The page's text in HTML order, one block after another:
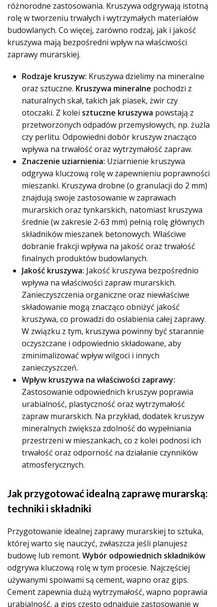
różnorodne zastosowania. Kruszywa odgrywają istotną
rolę w tworzeniu trwałych i wytrzymałych materiałów
budowlanych. Co więcej, zarówno rodzaj, jak i jakość
kruszywa mają bezpośredni wpływ na właściwości
zaprawy murarskiej.
Rodzaje kruszyw: Kruszywa dzielimy na mineralne
oraz sztuczne. Kruszywa mineralne pochodzi z
naturalnych skał, takich jak piasek, żwir czy
otoczaki. Z kolei sztuczne kruszywa powstają z
przetworzonych odpadów przemysłowych, np. żużla
czy perlitu. Odpowiedni dobór kruszyw znacząco
wpływa na trwałość oraz wytrzymałość zapraw.
Znaczenie uziarnienia: Uziarnienie kruszywa
odgrywa kluczową rolę w zapewnieniu poprawności
mieszanki. Kruszywa drobne (o granulacji do 2 mm)
znajdują swoje zastosowanie w zaprawach
murarskich oraz tynkarskich, natomiast kruszywa
średnie (w zakresie 2-63 mm) pełnią rolę głównych
składników mieszanek betonowych. Właściwe
dobranie frakcji wpływa na jakość oraz trwałość
finalnych produktów budowlanych.
Jakość kruszywa: Jakość kruszywa bezpośrednio
wpływa na właściwości zapraw murarskich.
Zanieczyszczenia organiczne oraz niewłaściwe
składowanie mogą znacząco obniżyć jakość
kruszywa, co prowadzi do osłabienia całej zaprawy.
W związku z tym, kruszywa powinny być starannie
oczyszczane i odpowiednio składowane, aby
zminimalizować wpływ wilgoci i innych
zanieczyszczeń.
Wpływ kruszywa na właściwości zaprawy:
Zastosowanie odpowiednich kruszyw poprawia
urabialność, plastyczność oraz wytrzymałość
zapraw murarskich. Na przykład, dodatek kruszyw
mineralnych zwiększa zdolność do wypełniania
przestrzeni w mieszankach, co z kolei podnosi ich
trwałość oraz odporność na działanie czynników
atmosferycznych.
Jak przygotować idealną zaprawę murarską:
techniki i składniki
Przygotowanie idealnej zaprawy murarskiej to sztuka,
której warto się nauczyć, zwłaszcza jeśli planujesz
budowę lub remont. Wybór odpowiednich składników
odgrywa kluczową rolę w tym procesie. Najczęściej
używanymi spoiwami są cement, wapno oraz gips.
Cement zapewnia dużą wytrzymałość, wapno poprawia
urabialność, a gips często odnajduje zastosowanie w